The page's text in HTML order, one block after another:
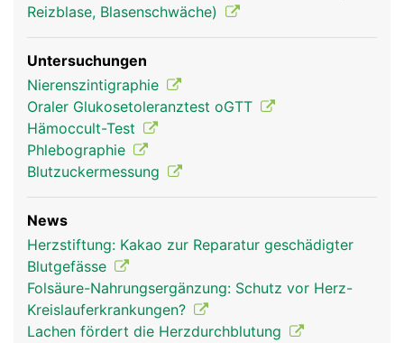
blutkreislauf frau blutkreislauf mann
Reizblase, Blasenschwäche)
Untersuchungen
Nierenszintigraphie
Oraler Glukosetoleranztest oGTT
Hämoccult-Test
Phlebographie
Blutzuckermessung
News
Herzstiftung: Kakao zur Reparatur geschädigter
Blutgefässe
Folsäure-Nahrungsergänzung: Schutz vor Herz-
Kreislauferkrankungen?
Lachen fördert die Herzdurchblutung